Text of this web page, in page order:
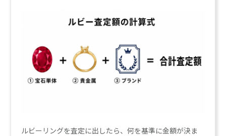
ルビーリングを査定に出したら、何を基準に金額が決ま